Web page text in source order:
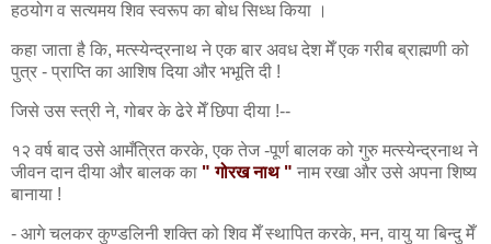
हठयोग व सत्यमय शिव स्वरूप का बोध सिध्ध किया ।
कहा जाता है कि, मत्स्येन्द्रनाथ ने एक बार अवध देश मेँ एक गरीब ब्राह्मणी को
पुत्र - प्राप्ति का आशिष दिया और भभूति दी !
जिसे उस स्त्री ने, गोबर के ढेरे मेँ छिपा दीया !--
१२ वर्ष बाद उसे आमँत्रित करके, एक तेज -पूर्ण बालक को गुरु मत्स्येन्द्रनाथ ने
जीवन दान दीया और बालक का " गोरख नाथ " नाम रखा और उसे अपना शिष्य
बानाया !
- आगे चलकर कुण्डलिनी शक्ति को शिव मेँ स्थापित करके, मन, वायु या बिन्दु मेँ